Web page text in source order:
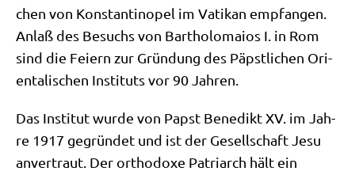
chen von Kon­stan­ti­no­pel im Vati­kan emp­fan­gen.
Anlaß des Besuchs von Bar­tho­lo­mai­os I. in Rom
sind die Fei­ern zur Grün­dung des Päpst­li­chen Ori­
en­ta­li­schen Insti­tuts vor 90 Jahren.
Das Insti­tut wur­de von Papst Bene­dikt XV. im Jah­
re 1917 gegrün­det und ist der Gesell­schaft Jesu
anver­traut. Der ortho­do­xe Patri­arch hält ein